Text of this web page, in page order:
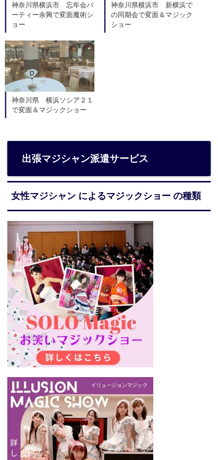
神奈川県横浜市 忘年会パ
ーティー余興で変面魔術シ
ョー
神奈川県横浜市 新横浜で
の同期会で変面＆マジック
ショー
神奈川県 横浜ソシア２１
で変面＆マジックショー
出張マジシャン派遣サービス
女性マジシャン によるマジックショー の種類